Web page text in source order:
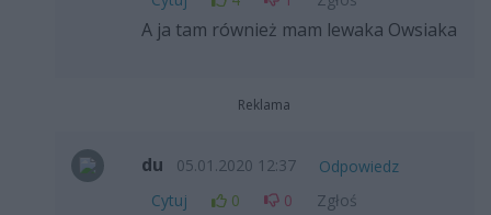
A ja tam również mam lewaka Owsiaka
Reklama
du 05.01.2020 12:37
Odpowiedz
Cytuj
0 0 Zgłoś